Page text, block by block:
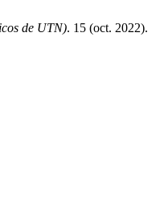
de UTN). 15 (oct. 2022).